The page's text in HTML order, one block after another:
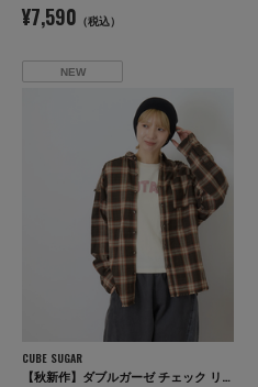
¥7,590 （税込）
NEW
CUBE SUGAR
【秋新作】ダブルガーゼ チェック リバーシブル レギュラーシャツ